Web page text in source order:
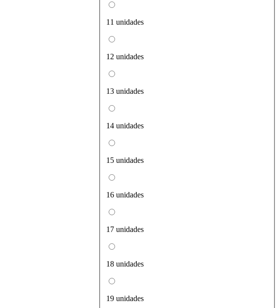
11 unidades
12 unidades
13 unidades
14 unidades
15 unidades
16 unidades
17 unidades
18 unidades
19 unidades